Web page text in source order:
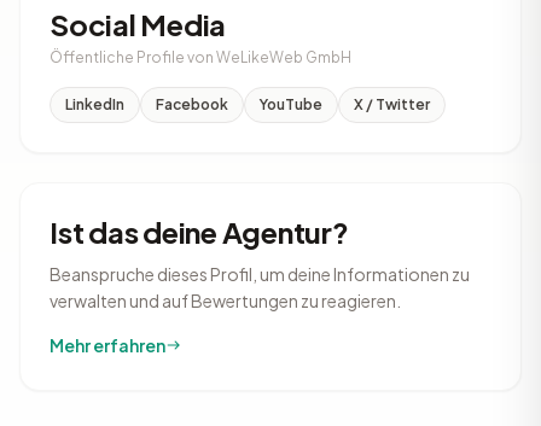
Social Media
Öffentliche Profile von WeLikeWeb GmbH
LinkedIn Facebook YouTube X / Twitter
Ist das deine Agentur?
Beanspruche dieses Profil, um deine Informationen zu
verwalten und auf Bewertungen zu reagieren.
Mehr erfahren